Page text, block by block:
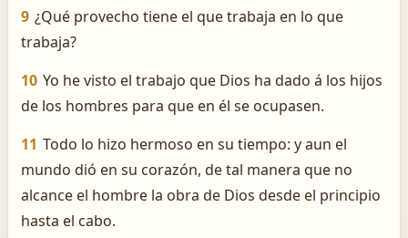
9 ¿Qué provecho tiene el que trabaja en lo que
trabaja?
10 Yo he visto el trabajo que Dios ha dado á los hijos
de los hombres para que en él se ocupasen.
11 Todo lo hizo hermoso en su tiempo: y aun el
mundo dió en su corazón, de tal manera que no
alcance el hombre la obra de Dios desde el principio
hasta el cabo.